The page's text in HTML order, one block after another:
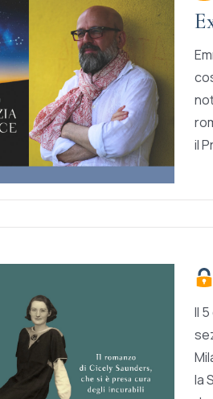
il
Il
la